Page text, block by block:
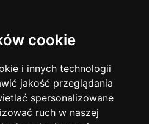
cookie
i innych technologii
jakość przeglądania
spersonalizowane
ruch w naszej
13744
12928
4886
4307
Warszawa
Korepetycje
Online
14837
Kraków 7753
Filtruj